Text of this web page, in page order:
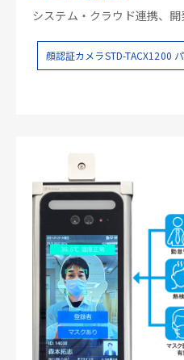
システム・クラウド連携、開
顔認証カメラSTD-TACX1200